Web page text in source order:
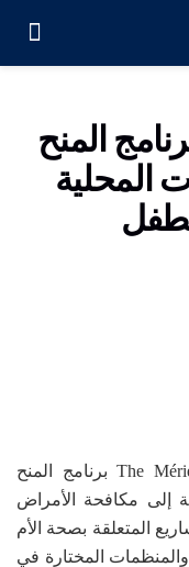
المنح
المحلية
أطلقت مؤسسة ميريو The Mérieux Foundation برنامج المنح
إلى مكافحة الأمراض
المتعلقة بصحة الأم
المختارة في